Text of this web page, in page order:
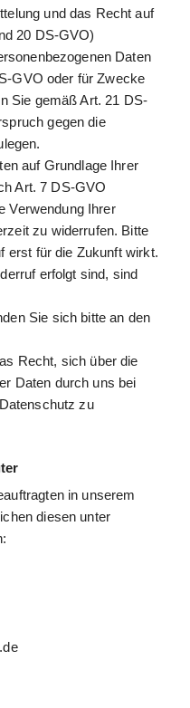
und das Recht auf
20 DS-GVO)
Daten
GVO oder für Zwecke
Sie gemäß Art. 21 DS-
gegen die
auf Grundlage Ihrer
Art. 7 DS-GVO
Verwendung Ihrer
zu widerrufen. Bitte
erst für die Zukunft wirkt.
erfolgt sind, sind
Sie sich bitte an den
Recht, sich über die
Daten durch uns bei
zu
in unserem
diesen unter